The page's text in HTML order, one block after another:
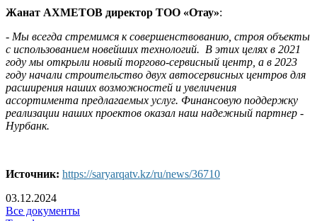
Жанат АХМЕТОВ директор ТОО «Отау»:
- Мы всегда стремимся к совершенствованию, строя объекты
с использованием новейших технологий. В этих целях в 2021
году мы открыли новый торгово-сервисный центр, а в 2023
году начали строительство двух автосервисных центров для
расширения наших возможностей и увеличения
ассортимента предлагаемых услуг. Финансовую поддержку
реализации наших проектов оказал наш надежный партнер -
Нурбанк.
Источник: https://saryarqatv.kz/ru/news/36710
03.12.2024
Все документы